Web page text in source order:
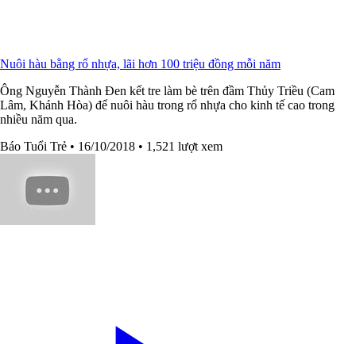
Nuôi hàu bằng rổ nhựa, lãi hơn 100 triệu đồng mỗi năm
Ông Nguyễn Thành Đen kết tre làm bè trên đầm Thủy Triều (Cam
Lâm, Khánh Hòa) để nuôi hàu trong rổ nhựa cho kinh tế cao trong
nhiều năm qua.
Báo Tuổi Trẻ • 16/10/2018 • 1,521 lượt xem